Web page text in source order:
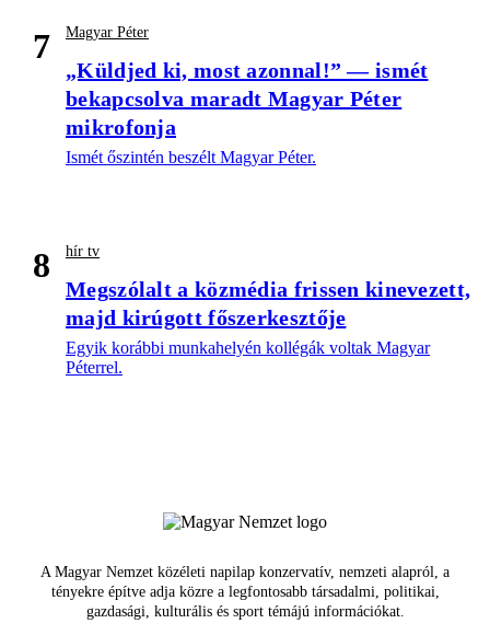
7 Magyar Péter
„Küldjed ki, most azonnal!” — ismét
bekapcsolva maradt Magyar Péter
mikrofonja
Ismét őszintén beszélt Magyar Péter.
8 hír tv
Megszólalt a közmédia frissen kinevezett,
majd kirúgott főszerkesztője
Egyik korábbi munkahelyén kollégák voltak Magyar
Péterrel.
A Magyar Nemzet közéleti napilap konzervatív, nemzeti alapról, a
tényekre építve adja közre a legfontosabb társadalmi, politikai,
gazdasági, kulturális és sport témájú információkat.